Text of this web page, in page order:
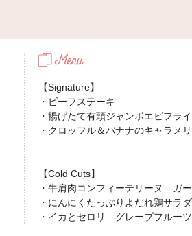
【Signature】
・ビーフステーキ
・揚げたて有頭ジャンボエビフ
・クロッフル＆バナナのキャラメ
【Cold Cuts】
・牛肩肉コンフィーテリーヌ
・にんにくたっぷりよだれ鶏サ
・イカとセロリ グレープフルー